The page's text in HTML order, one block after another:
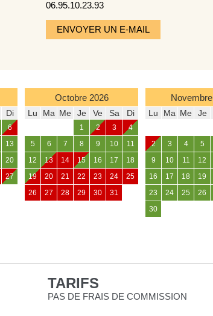
06.95.10.23.93
ENVOYER UN E-MAIL
Di
6
13
20
27
Octobre 2026
Lu Ma Me Je Ve Sa Di
1 2 3 4
5 6 7 8 9 10 11
12 13 14 15 16 17 18
19 20 21 22 23 24 25
26 27 28 29 30 31
Novembre
Lu Ma Me Je
2 3 4 5
9 10 11 12
16 17 18 19
23 24 25 26
30
TARIFS
PAS DE FRAIS DE COMMISSION